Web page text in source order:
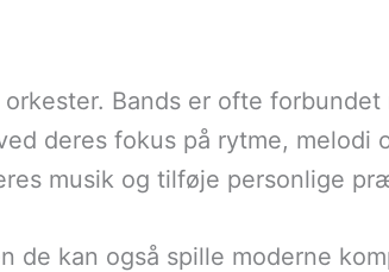
Bands er ofte forbundet
deres fokus på rytme, melodi
musik og tilføje personlige
de kan også spille moderne